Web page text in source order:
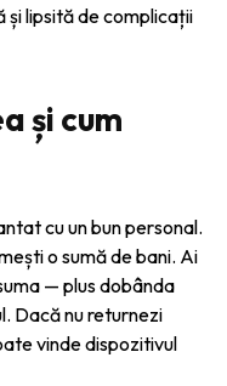
lipsită de complicații
și cum
cu un bun personal.
o sumă de bani. Ai
— plus dobânda
Dacă nu returnezi
vinde dispozitivul